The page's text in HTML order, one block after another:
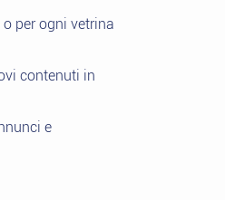
per ogni vetrina
contenuti in
e